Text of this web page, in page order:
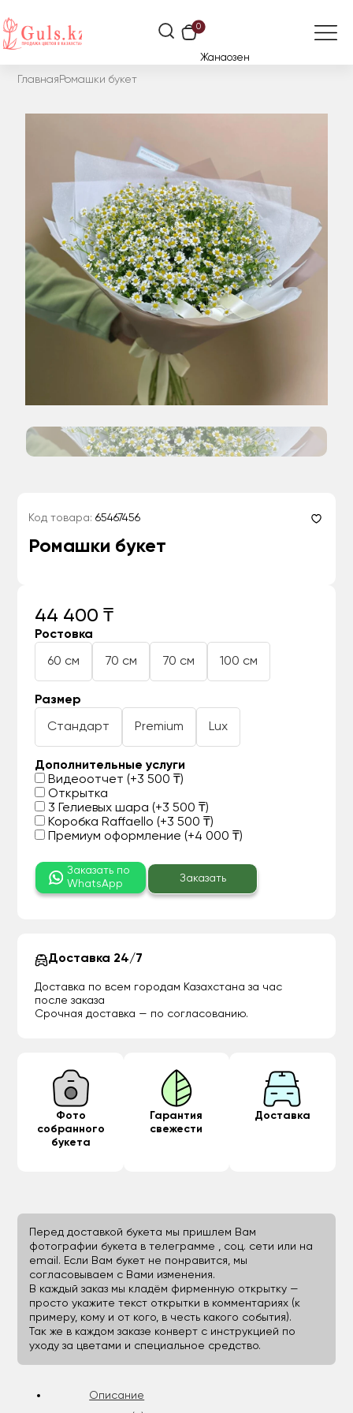
0
Жанаозен
Главная Ромашки букет
Код товара: 65467456
Ромашки букет
44 400 ₸
Ростовка
60 см 70 см 70 см 100 см
Размер
Стандарт Premium Lux
Дополнительные услуги
Видеоотчет (+3 500 ₸)
Открытка
3 Гелиевых шара (+3 500 ₸)
Коробка Raffaello (+3 500 ₸)
Премиум оформление (+4 000 ₸)
Заказать по
WhatsApp
Заказать
Доставка 24/7
Доставка по всем городам Казахстана за час
после заказа
Срочная доставка — по согласованию.
Фото
собранного
букета
Гарантия
свежести
Доставка
Перед доставкой букета мы пришлем Вам
фотографии букета в телеграмме , соц. сети или на
email. Если Вам букет не понравится, мы
согласовываем с Вами изменения.
В каждый заказ мы кладём фирменную открытку —
просто укажите текст открытки в комментариях (к
примеру, кому и от кого, в честь какого события).
Так же в каждом заказе конверт с инструкцией по
уходу за цветами и специальное средство.
Описание